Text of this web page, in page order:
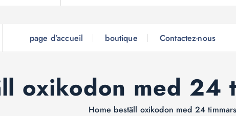
page d’accueil boutique Contactez-nous
oxikodon med 24
Home beställ oxikodon med 24